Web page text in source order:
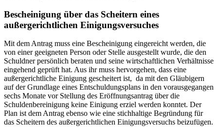
Bescheinigung über das Scheitern eines
außergerichtlichen Einigungsversuches
Mit dem Antrag muss eine Bescheinigung eingereicht werden, die
von einer geeigneten Person oder Stelle ausgestellt wurde, die den
Schuldner persönlich beraten und seine wirtschaftlichen Verhältnisse
eingehend geprüft hat. Aus ihr muss hervorgehen, dass eine
außergerichtliche Einigung gescheitert ist, da mit den Gläubigern
auf der Grundlage eines Entschuldungsplans in den vorausgegangen
sechs Monate vor Stellung des Eröffnungsantrag über die
Schuldenbereinigung keine Einigung erziel werden konntet. Der
Plan ist dem Antrag ebenso wie eine stichhaltige Begründung für
das Scheitern des außergerichtlichen Einigungsversuchs beizufügen.